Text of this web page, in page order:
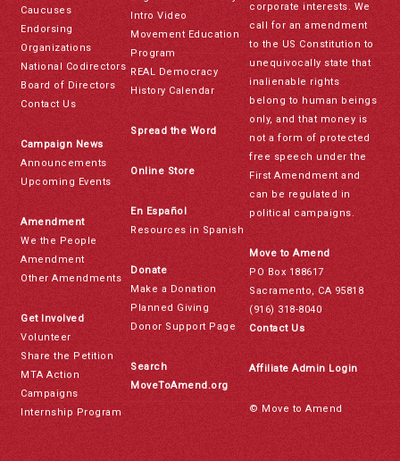
Caucuses
Endorsing
Organizations
National Codirectors
Board of Directors
Contact Us
Campaign News
Announcements
Upcoming Events
Amendment
We the People
Amendment
Other Amendments
Get Involved
Volunteer
Share the Petition
MTA Action
Campaigns
Internship Program
Intro Video
Movement Education
Program
REAL Democracy
History Calendar
Spread the Word
Online Store
En Español
Resources in Spanish
Donate
Make a Donation
Planned Giving
Donor Support Page
Search
MoveToAmend.org
corporate interests. We
call for an amendment
to the US Constitution to
unequivocally state that
inalienable rights
belong to human beings
only, and that money is
not a form of protected
free speech under the
First Amendment and
can be regulated in
political campaigns.
Move to Amend
PO Box 188617
Sacramento, CA 95818
(916) 318-8040
Contact Us
Affiliate Admin Login
© Move to Amend